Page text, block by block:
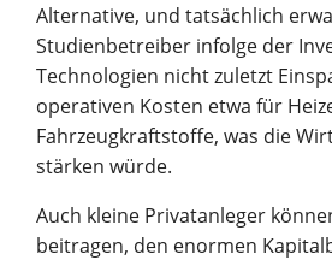
Alternative, und tatsächlich
Studienbetreiber infolge der
Technologien nicht zuletzt
operativen Kosten etwa für
Fahrzeugkraftstoffe, was die
stärken würde.
Auch kleine Privatanleger
beitragen, den enormen